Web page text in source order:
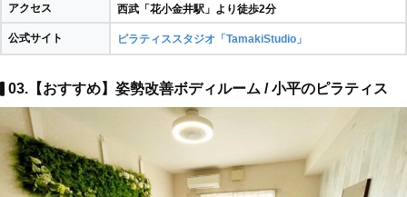
アクセス 西武「花小金井駅」より徒歩2分
公式サイト ピラティススタジオ「TamakiStudio」
03.【おすすめ】姿勢改善ボディルーム / 小平のピラティス